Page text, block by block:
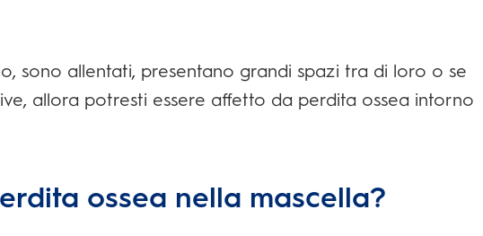
sono allentati, presentano grandi spazi tra di loro o se
allora potresti essere affetto da perdita ossea intorno
ossea nella mascella?